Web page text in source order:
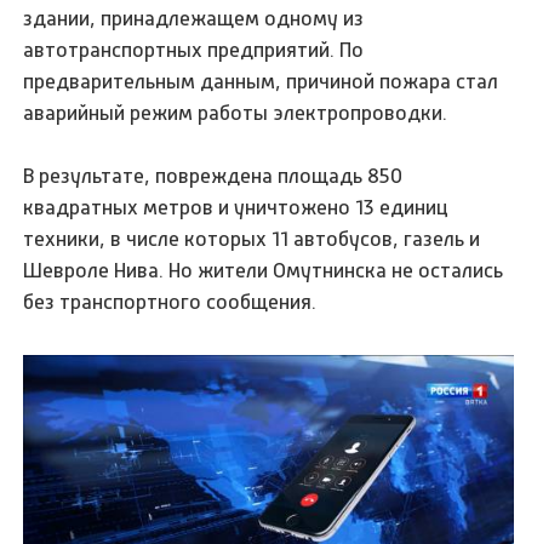
здании, принадлежащем одному из
автотранспортных предприятий. По
предварительным данным, причиной пожара стал
аварийный режим работы электропроводки.
В результате, повреждена площадь 850
квадратных метров и уничтожено 13 единиц
техники, в числе которых 11 автобусов, газель и
Шевроле Нива. Но жители Омутнинска не остались
без транспортного сообщения.